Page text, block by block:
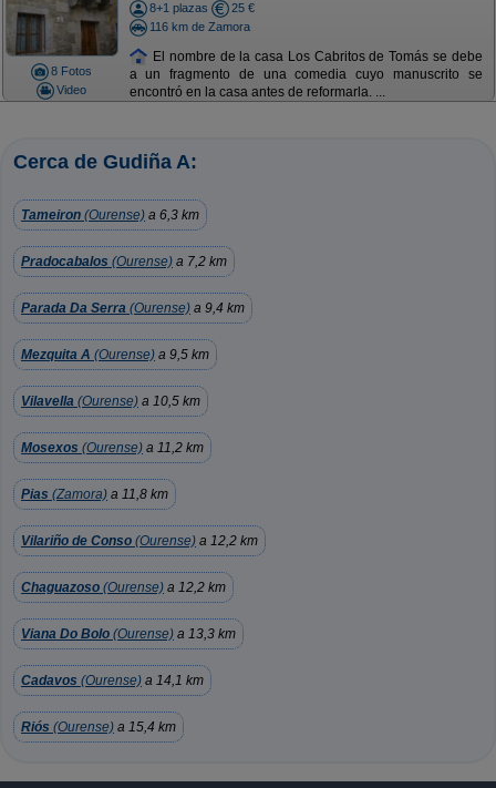
8 Fotos
Video
8+1 plazas
25 €
116 km de Zamora
El nombre de la casa Los Cabritos de Tomás se debe
a un fragmento de una comedia cuyo manuscrito se
encontró en la casa antes de reformarla. ...
Cerca de Gudiña A:
Tameiron (Ourense) a 6,3 km
Pradocabalos (Ourense) a 7,2 km
Parada Da Serra (Ourense) a 9,4 km
Mezquita A (Ourense) a 9,5 km
Vilavella (Ourense) a 10,5 km
Mosexos (Ourense) a 11,2 km
Pias (Zamora) a 11,8 km
Vilariño de Conso (Ourense) a 12,2 km
Chaguazoso (Ourense) a 12,2 km
Viana Do Bolo (Ourense) a 13,3 km
Cadavos (Ourense) a 14,1 km
Riós (Ourense) a 15,4 km